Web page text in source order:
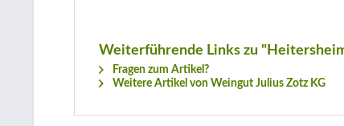
Weiterführende Links zu
Fragen zum Artikel?
Weitere Artikel von Weingut Julius Zotz KG